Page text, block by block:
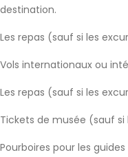
destination.
Les repas (sauf si les
Vols internationaux ou
Les repas (sauf si les
Tickets de musée (sauf
Pourboires pour les